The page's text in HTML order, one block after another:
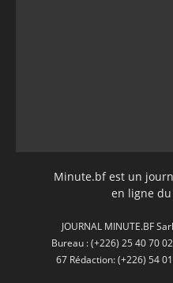
Minute.bf est un
en ligne
JOURNAL MINUTE.BF
Bureau : (+226) 25 40 70
67 Rédaction: (+226) 54